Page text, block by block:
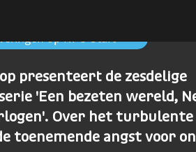
op NPO Start
presenteert de zesdelige
'Een bezeten wereld,
Over het turbulente
toenemende angst voor